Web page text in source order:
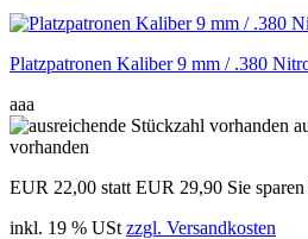
Platzpatronen Kaliber 9 mm / .380
aaa
vorhanden
EUR 22,00 statt EUR 29,90 Sie
inkl. 19 % USt zzgl. Versandkosten